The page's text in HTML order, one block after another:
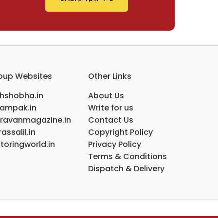
Websites
Other Links
About Us
Write for us
Contact Us
Copyright Policy
Privacy Policy
Terms & Conditions
Dispatch & Delivery